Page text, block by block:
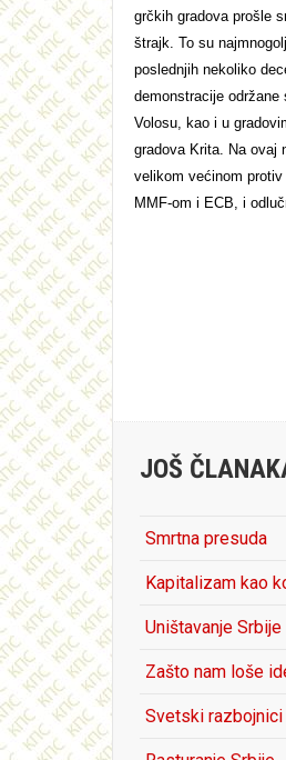
grčkih gradova prošle
štrajk. To su
poslednjih nekoliko
demonstracije
Volosu, kao i u
gradova Krita. Na ovaj
velikom većinom
MMF-om i ECB, i
JOŠ
Smrtna presuda
Kapitalizam kao
Uništavanje Srbije
Zašto nam loše
Svetski razbojnici